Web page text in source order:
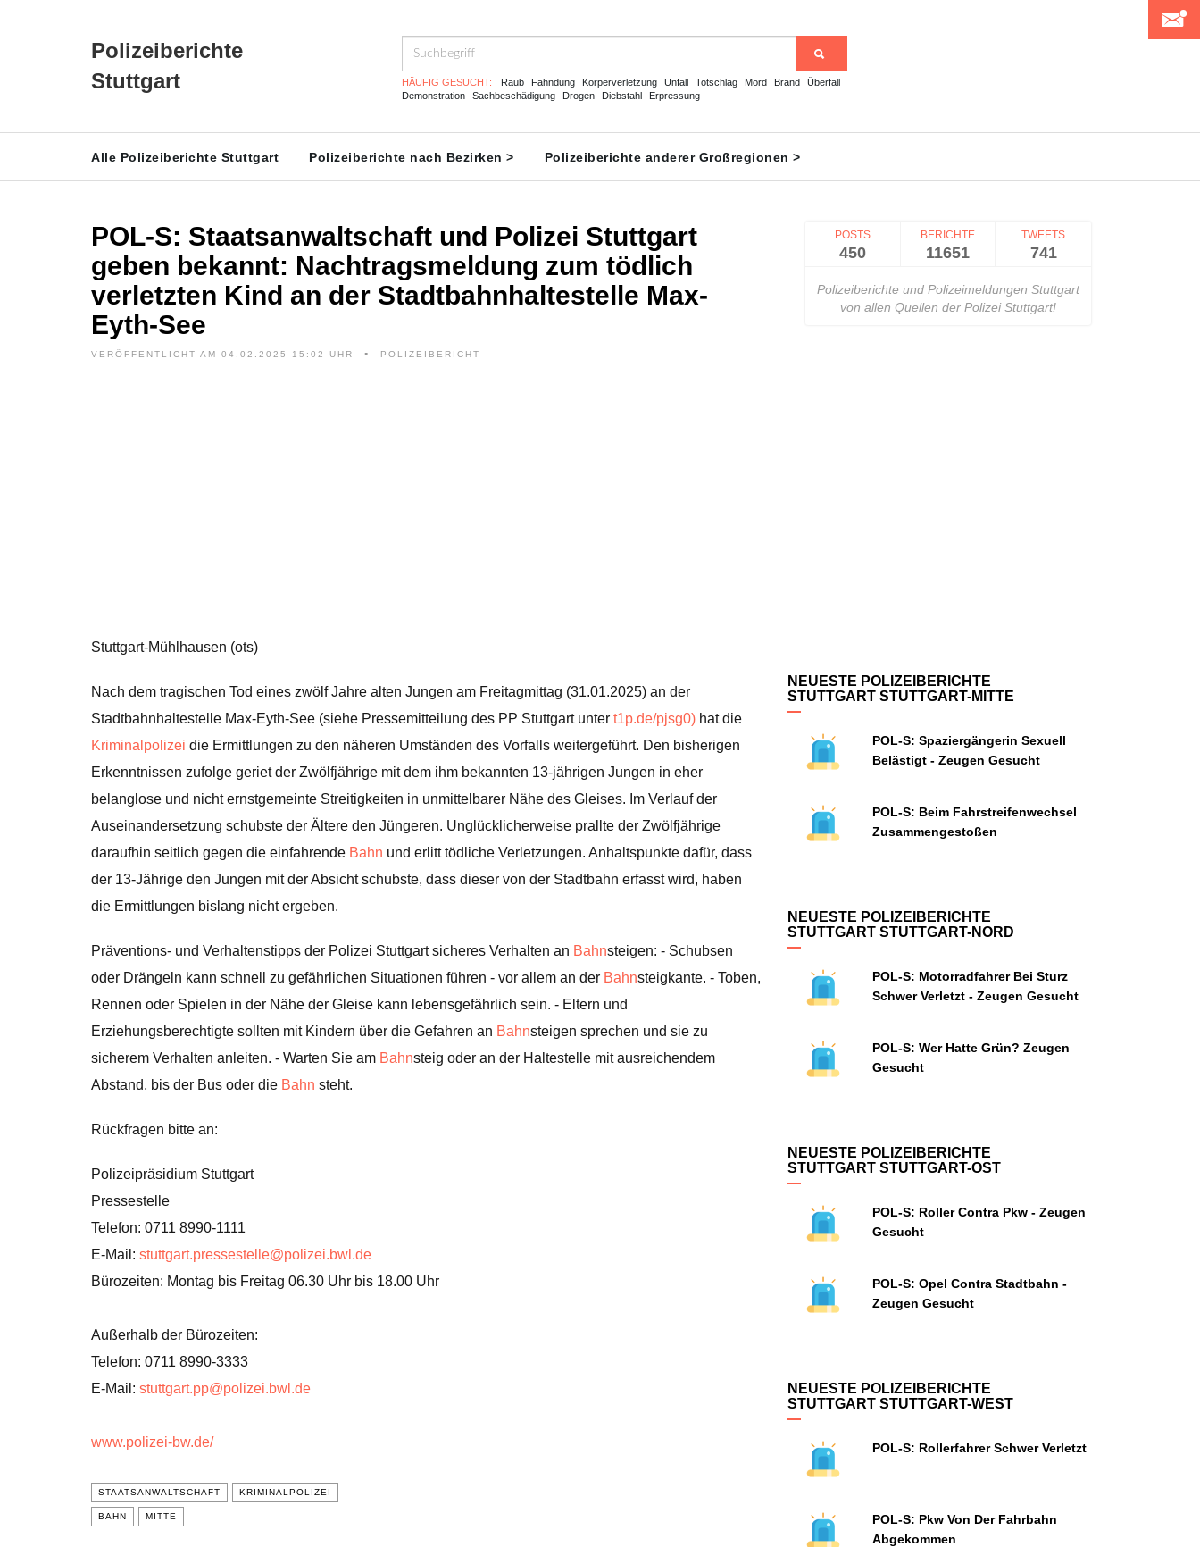
Polizeiberichte
Stuttgart
HÄUFIG GESUCHT: Raub Fahndung Körperverletzung Unfall Totschlag Mord Brand
Überfall
Demonstration
Sachbeschädigung Drogen Diebstahl Erpressung
Alle Polizeiberichte Stuttgart Polizeiberichte nach Bezirken > Polizeiberichte anderer Großregionen >
POL-S: Staatsanwaltschaft und Polizei Stuttgart
geben bekannt: Nachtragsmeldung zum tödlich
verletzten Kind an der Stadtbahnhaltestelle Max-
Eyth-See
VERÖFFENTLICHT AM 04.02.2025 15:02 UHR POLIZEIBERICHT
Stuttgart-Mühlhausen (ots)
Nach dem tragischen Tod eines zwölf Jahre alten Jungen am Freitagmittag (31.01.2025) an der
Stadtbahnhaltestelle Max-Eyth-See (siehe Pressemitteilung des PP Stuttgart unter t1p.de/pjsg0) hat die
Kriminalpolizei die Ermittlungen zu den näheren Umständen des Vorfalls weitergeführt. Den bisherigen
Erkenntnissen zufolge geriet der Zwölfjährige mit dem ihm bekannten 13-jährigen Jungen in eher
belanglose und nicht ernstgemeinte Streitigkeiten in unmittelbarer Nähe des Gleises. Im Verlauf der
Auseinandersetzung schubste der Ältere den Jüngeren. Unglücklicherweise prallte der Zwölfjährige
daraufhin seitlich gegen die einfahrende Bahn und erlitt tödliche Verletzungen. Anhaltspunkte dafür, dass
der 13-Jährige den Jungen mit der Absicht schubste, dass dieser von der Stadtbahn erfasst wird, haben
die Ermittlungen bislang nicht ergeben.
Präventions- und Verhaltenstipps der Polizei Stuttgart sicheres Verhalten an Bahnsteigen: - Schubsen
oder Drängeln kann schnell zu gefährlichen Situationen führen - vor allem an der Bahnsteigkante. - Toben,
Rennen oder Spielen in der Nähe der Gleise kann lebensgefährlich sein. - Eltern und
Erziehungsberechtigte sollten mit Kindern über die Gefahren an Bahnsteigen sprechen und sie zu
sicherem Verhalten anleiten. - Warten Sie am Bahnsteig oder an der Haltestelle mit ausreichendem
Abstand, bis der Bus oder die Bahn steht.
Rückfragen bitte an:
Polizeipräsidium Stuttgart
Pressestelle
Telefon: 0711 8990-1111
E-Mail: stuttgart.pressestelle@polizei.bwl.de
Bürozeiten: Montag bis Freitag 06.30 Uhr bis 18.00 Uhr
Außerhalb der Bürozeiten:
Telefon: 0711 8990-3333
E-Mail: stuttgart.pp@polizei.bwl.de
www.polizei-bw.de/
STAATSANWALTSCHAFT KRIMINALPOLIZEI
BAHN MITTE
POSTS
450
BERICHTE
11651
TWEETS
741
Polizeiberichte und Polizeimeldungen Stuttgart
von allen Quellen der Polizei Stuttgart!
NEUESTE POLIZEIBERICHTE
STUTTGART STUTTGART-MITTE
POL-S: Spaziergängerin Sexuell
Belästigt - Zeugen Gesucht
POL-S: Beim Fahrstreifenwechsel
Zusammengestoßen
NEUESTE POLIZEIBERICHTE
STUTTGART STUTTGART-NORD
POL-S: Motorradfahrer Bei Sturz
Schwer Verletzt - Zeugen Gesucht
POL-S: Wer Hatte Grün? Zeugen
Gesucht
NEUESTE POLIZEIBERICHTE
STUTTGART STUTTGART-OST
POL-S: Roller Contra Pkw - Zeugen
Gesucht
POL-S: Opel Contra Stadtbahn -
Zeugen Gesucht
NEUESTE POLIZEIBERICHTE
STUTTGART STUTTGART-WEST
POL-S: Rollerfahrer Schwer Verletzt
POL-S: Pkw Von Der Fahrbahn
Abgekommen